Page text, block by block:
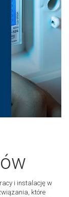
i instalację w
które